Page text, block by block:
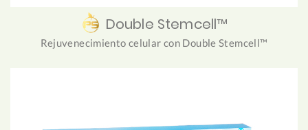
Double Stemcell™
Rejuvenecimiento celular con Double Stemcell™